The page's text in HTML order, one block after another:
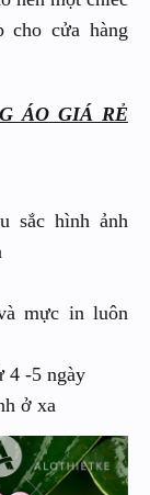
cho cửa hàng
ÁO GIÁ RẺ
sắc hình ảnh
mực in luôn
4 -5 ngày
ở xa